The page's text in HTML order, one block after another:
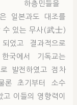
하층민들을
일본과도 대조를
수 있는 무사(武士)
었고 결과적으로
국에서 기독교는
발전하였고 점차
론 초기부터 소수
이들의 영향력이